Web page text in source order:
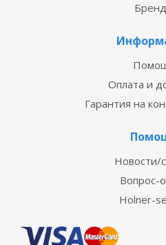
Оплата и
Гарантия на
Новости/
Вопрос-
Holner-